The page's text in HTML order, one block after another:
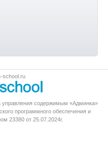
school.ru
управления содержимым «Админка»
программного обеспечения и
23380 от 25.07.2024г.